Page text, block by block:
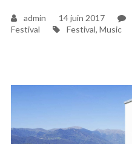
admin 14 juin 2017
Festival Tags
Festival, Music